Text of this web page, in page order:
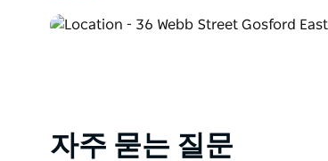
자주 묻는 질문